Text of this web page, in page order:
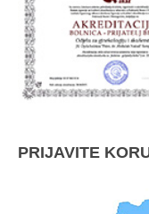
PRIJAVITE